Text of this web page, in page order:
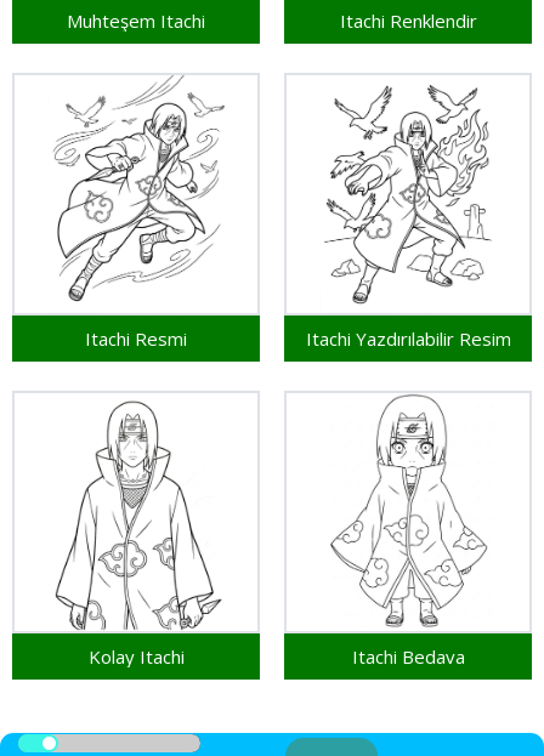
Muhteşem Itachi Itachi Renklendir
Itachi Resmi Itachi Yazdırılabilir Resim
Kolay Itachi Itachi Bedava